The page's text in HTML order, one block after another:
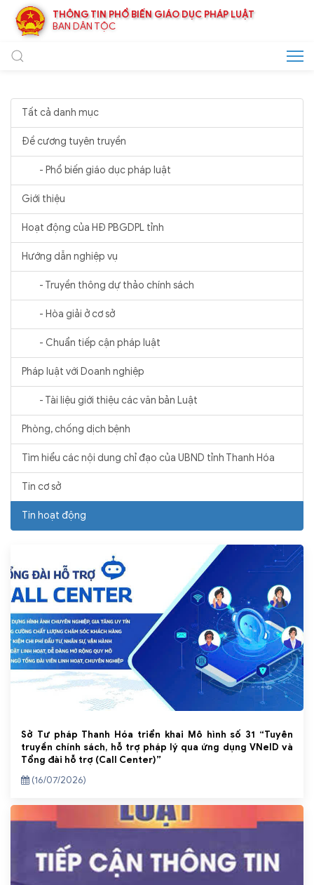
THÔNG TIN PHỔ BIẾN GIÁO DỤC PHÁP LUẬT
BAN DÂN TỘC
Tất cả danh mục
Đề cương tuyên truyền
- Phổ biến giáo dục pháp luật
Giới thiệu
Hoạt động của HĐ PBGDPL tỉnh
Hướng dẫn nghiệp vụ
- Truyền thông dự thảo chính sách
- Hòa giải ở cơ sở
- Chuẩn tiếp cận pháp luật
Pháp luật với Doanh nghiệp
- Tài liệu giới thiệu các văn bản Luật
Phòng, chống dịch bệnh
Tìm hiểu các nội dung chỉ đạo của UBND tỉnh Thanh Hóa
Tin cơ sở
Tin hoạt động
Sở Tư pháp Thanh Hóa triển khai Mô hình số 31 “Tuyên
truyền chính sách, hỗ trợ pháp lý qua ứng dụng VNeID và
Tổng đài hỗ trợ (Call Center)”
(16/07/2026)